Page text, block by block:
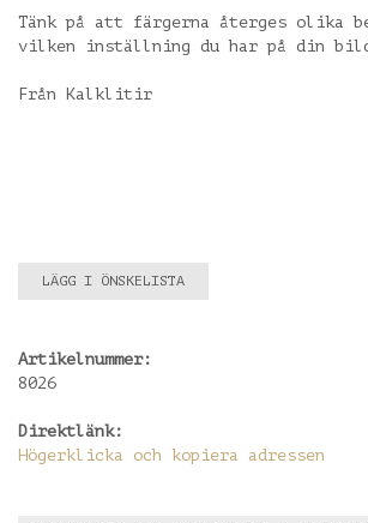
Tänk på att färgerna återges olika
vilken inställning du har på din
Från Kalklitir
LÄGG I ÖNSKELISTA
Artikelnummer:
8026
Direktlänk:
Högerklicka och kopiera adressen